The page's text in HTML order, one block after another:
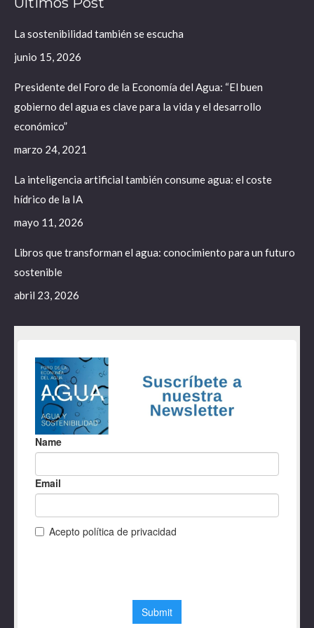
opens
window
opens
window
opens
window
La sostenibilidad también se escucha
junio 15, 2026
Presidente del Foro de la Economía del Agua: “El buen
gobierno del agua es clave para la vida y el desarrollo
económico”
marzo 24, 2021
La inteligencia artificial también consume agua: el coste
hídrico de la IA
mayo 11, 2026
Libros que transforman el agua: conocimiento para un futuro
sostenible
abril 23, 2026